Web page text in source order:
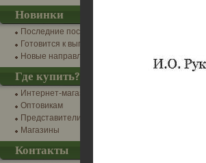
Новинки
Последние поступления
Готовится к выпуску
Новые направления
Где купить?
Интернет-магазины
Оптовикам
Представители
Магазины
Контакты